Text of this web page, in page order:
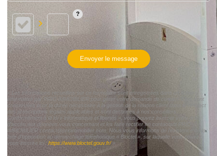
Envoyer le message
« Les informations recueillies sur ce formulaire sont enregistrées dans un fichier
informatisé par PRIO IMMOBILIER pour gérer votre demande de contact. Elles sont
conservées pour la durée nécessaire à la gestion de la relation client dans le respect
des prescriptions légales applicables et sont destinées à nos conseillers
Conformément à la loi « informatique et libertés », vous pouvez exercer votre droit
d'accès aux données vous concernant et les faire rectifier en contactant PRIO
IMMOBILIER contact@prioimmobilier.com. Nous vous informons de l'existence de la
liste d'opposition au démarchage téléphonique « Bloctel », sur laquelle vous pouvez
vous inscrire ici :https://www.bloctel.gouv.fr/»